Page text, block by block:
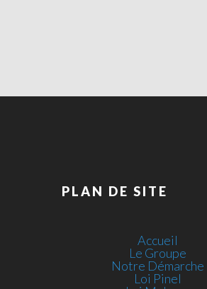
PLAN DE SITE
Accueil
Le Groupe
Notre Démarche
Loi Pinel